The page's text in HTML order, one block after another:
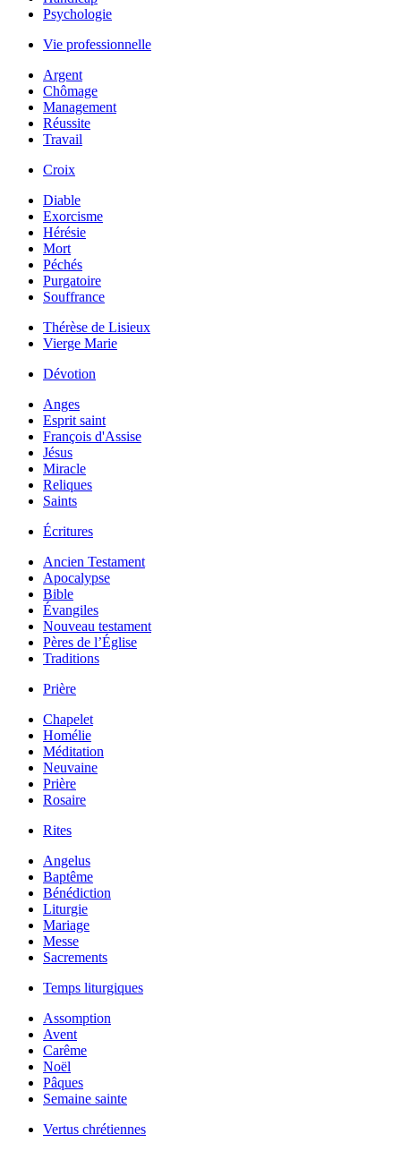
Psychologie
Vie professionnelle
Argent
Chômage
Management
Réussite
Travail
Croix
Diable
Exorcisme
Hérésie
Mort
Péchés
Purgatoire
Souffrance
Thérèse de Lisieux
Vierge Marie
Dévotion
Anges
Esprit saint
François d'Assise
Jésus
Miracle
Reliques
Saints
Écritures
Ancien Testament
Apocalypse
Bible
Évangiles
Nouveau testament
Pères de l’Église
Traditions
Prière
Chapelet
Homélie
Méditation
Neuvaine
Prière
Rosaire
Rites
Angelus
Baptême
Bénédiction
Liturgie
Mariage
Messe
Sacrements
Temps liturgiques
Assomption
Avent
Carême
Noël
Pâques
Semaine sainte
Vertus chrétiennes